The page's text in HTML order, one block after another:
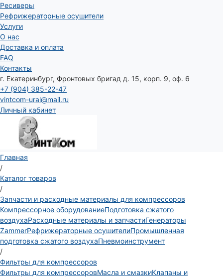
Ресиверы
Рефрижераторные осушители
Услуги
О нас
Доставка и оплата
FAQ
Контакты
г. Екатеринбург, Фронтовых бригад д. 15, корп. 9, оф. 6
+7 (904) 385-22-47
vintcom-ural@mail.ru
Личный кабинет
Главная
/
Каталог товаров
/
Запчасти и расходные материалы для компрессоров
Компрессорное оборудованиеПодготовка сжатого
воздухаРасходные материалы и запчастиГенераторы
ZammerРефрижераторные осушителиПромышленная
подготовка сжатого воздухаПневмоинструмент
/
Фильтры для компрессоров
Фильтры для компрессоровМасла и смазкиКлапаны и